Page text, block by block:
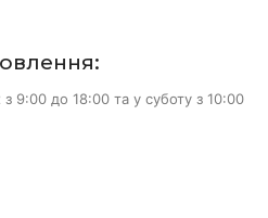
9:00 до 18:00 та у суботу з 10:00